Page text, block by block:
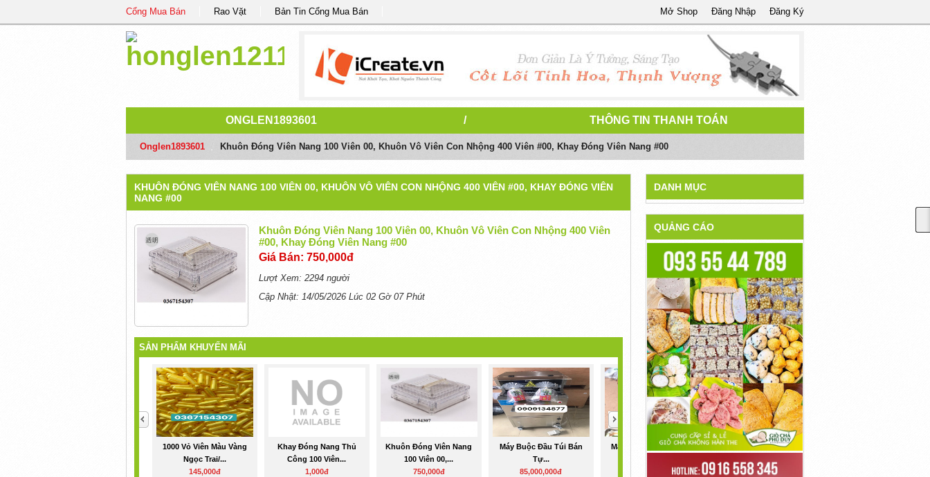
Cổng Mua Bán Rao Vặt Bản Tin Cổng Mua Bán Đăng Ký
Đăng Nhập
Mở Shop
ONGLEN1893601 / THÔNG TIN THANH TOÁN
Onglen1893601 Khuôn Đóng Viên Nang 100 Viên 00, Khuôn Vô Viên Con Nhộng 400 Viên #00, Khay Đóng Viên Nang #00
KHUÔN ĐÓNG VIÊN NANG 100 VIÊN 00, KHUÔN VÔ VIÊN CON NHỘNG 400 VIÊN #00, KHAY ĐÓNG VIÊN
NANG #00
Khuôn Đóng Viên Nang 100 Viên 00, Khuôn Vô Viên Con Nhộng 400 Viên
#00, Khay Đóng Viên Nang #00
Giá Bán: 750,000đ
Lượt Xem: 2294 người
Cập Nhật: 14/05/2026 Lúc 02 Gờ 07 Phút
SẢN PHẨM KHUYẾN MÃI
1000 Vỏ Viên Màu Vàng
Ngọc Trai/...
145,000đ
Khay Đóng Nang Thủ
Công 100 Viên...
1,000đ
Khuôn Đóng Viên Nang
100 Viên 00,...
750,000đ
Máy Buộc Đầu Túi Bán
Tự...
85,000,000đ
Máy Cắt Nha Đam Nhạt
29,000,000đ
Máy Hàn Miệng Túi PE
32,000,000đ
>
DANH MỤC
QUẢNG CÁO